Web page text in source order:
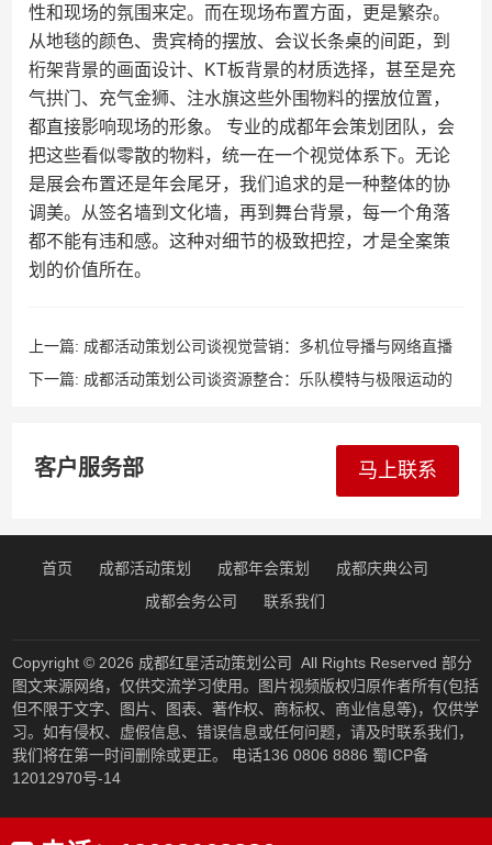
性和现场的氛围来定。而在现场布置方面，更是繁杂。
从地毯的颜色、贵宾椅的摆放、会议长条桌的间距，到
桁架背景的画面设计、KT板背景的材质选择，甚至是充
气拱门、充气金狮、注水旗这些外围物料的摆放位置，
都直接影响现场的形象。 专业的成都年会策划团队，会
把这些看似零散的物料，统一在一个视觉体系下。无论
是展会布置还是年会尾牙，我们追求的是一种整体的协
调美。从签名墙到文化墙，再到舞台背景，每一个角落
都不能有违和感。这种对细节的极致把控，才是全案策
划的价值所在。
上一篇: 成都活动策划公司谈视觉营销：多机位导播与网络直播
的传播力
下一篇: 成都活动策划公司谈资源整合：乐队模特与极限运动的
客户服务部 马上联系
首页 成都活动策划 成都年会策划
成都庆典公司
成都会务公司
联系我们
Copyright © 2026 成都红星活动策划公司 All Rights Reserved 部分
图文来源网络，仅供交流学习使用。图片视频版权归原作者所有(包括
但不限于文字、图片、图表、著作权、商标权、商业信息等)，仅供学
习。如有侵权、虚假信息、错误信息或任何问题，请及时联系我们，
我们将在第一时间删除或更正。 电话136 0806 8886 蜀ICP备
12012970号-14